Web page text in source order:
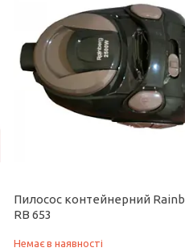
Пилосос контейнерний
RB 653
Немає в наявності